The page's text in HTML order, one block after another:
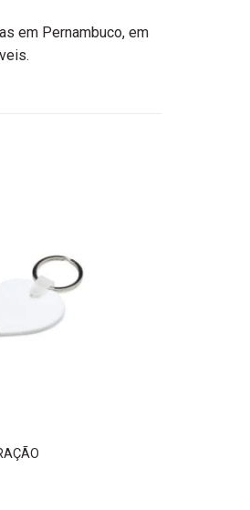
em Pernambuco, em